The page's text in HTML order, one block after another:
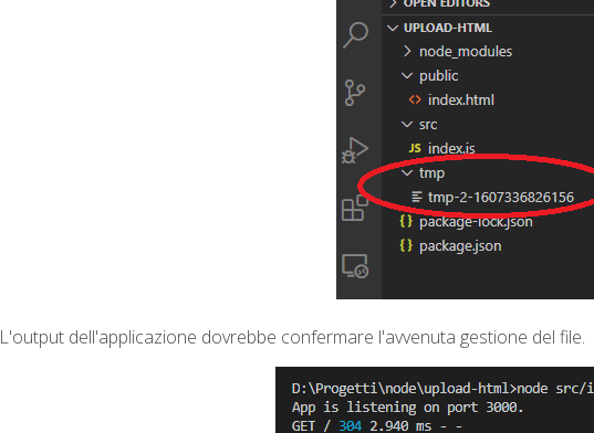
L'output dell'applicazione dovrebbe confermare l'avvenuta gestione del file.